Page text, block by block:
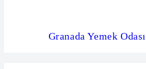
Granada Yemek